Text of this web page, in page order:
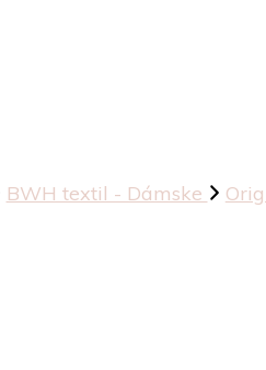
BWH textil - Dámske